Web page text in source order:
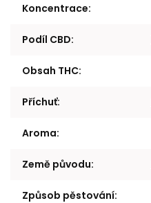
Koncentrace:
Podíl CBD:
Obsah THC:
Příchuť:
Aroma:
Země původu:
Způsob pěstování: